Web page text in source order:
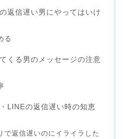
返信遅い男にやってはいけ
る
くる男のメッセージの注意
LINEの返信遅い時の知恵
で返信遅いのにイライラした